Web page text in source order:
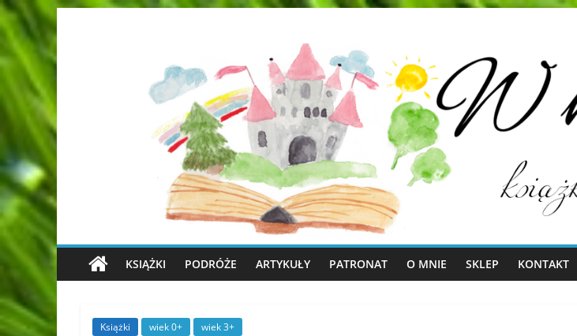
KSIĄŻKI PODRÓŻE ARTYKUŁY PATRONAT O MNIE SKLEP KONTAKT
Książki wiek 0+ wiek 3+